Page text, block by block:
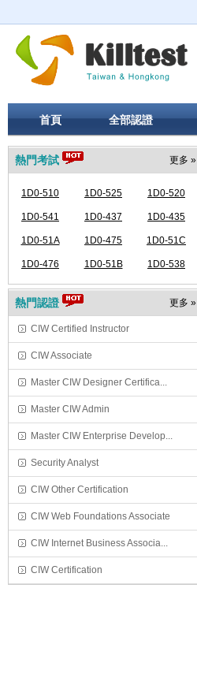
首頁 全部認證
更多 »
熱門考試
1D0-510 1D0-525 1D0-520
1D0-541 1D0-437 1D0-435
1D0-51A 1D0-475 1D0-51C
1D0-476 1D0-51B 1D0-538
更多 »
熱門認證
CIW Certified Instructor
CIW Associate
Master CIW Designer Certifica...
Master CIW Admin
Master CIW Enterprise Develop...
Security Analyst
CIW Other Certification
CIW Web Foundations Associate
CIW Internet Business Associa...
CIW Certification